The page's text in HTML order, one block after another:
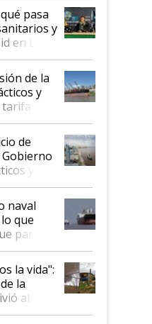
pasa
y
en La
de la
y
de
de
y
naval
que
parado
la vida":
la
al